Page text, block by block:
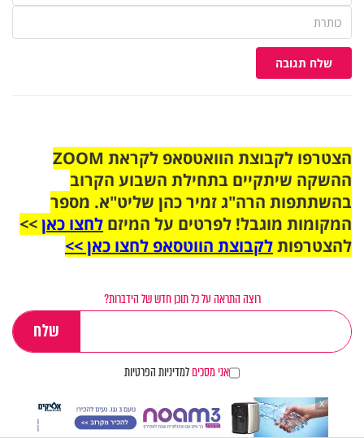
שלח תגובה
הצטרפו לקבוצת הוואטסאפ לקראת ZOOM
ההשקה שיתקיים בתחילת השבוע הקרוב
בהשתתפות הרה"ג זמיר כהן שליט"א. מספר
המקומות מוגבל! לפרטים על המיזם לחצו כאן>>
להצטרפותלקבוצת הווטסאפ לחצו כאן >>
רוצה התראה על כל תוכן חדש של הידברות?
אני מסכיםלמדיניות הפרטיות
X